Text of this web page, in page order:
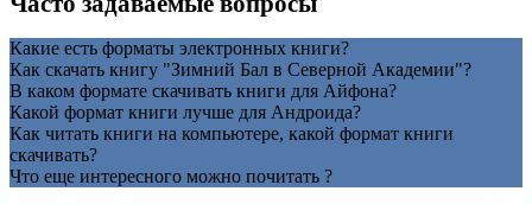
Какие есть форматы электронных книги?
Как скачать книгу "Зимний Бал в Северной Академии"?
В каком формате скачивать книги для Айфона?
Какой формат книги лучше для Андроида?
Как читать книги на компьютере, какой формат книги
скачивать?
Что еще интересного можно почитать ?